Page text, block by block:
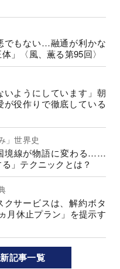
でもない…融通が利かな
」〈風、薫る第95回〉
いようにしています」朝
が役作りで徹底している
」世界史
境線が物語に変わる……
」テクニックとは？
クサービスは、解約ボタ
月休止プラン」を提示す
記事一覧